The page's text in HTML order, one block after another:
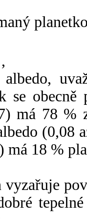
,
se
má 78 %
(0,08
má 18 %